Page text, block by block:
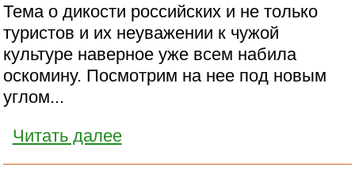
Тема о дикости российских и не только
туристов и их неуважении к чужой
культуре наверное уже всем набила
оскомину. Посмотрим на нее под новым
углом...
Читать далее